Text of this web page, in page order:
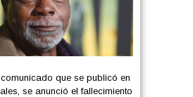
que se publicó en
se anunció el fallecimiento